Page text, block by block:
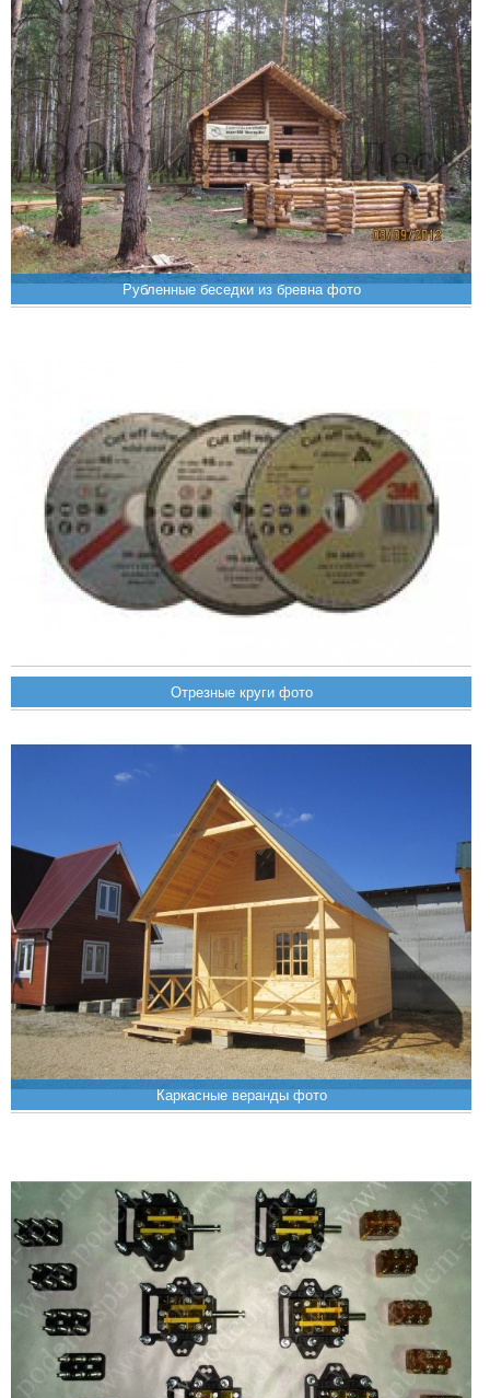
Рубленные беседки из бревна фото
Отрезные круги фото
Каркасные веранды фото